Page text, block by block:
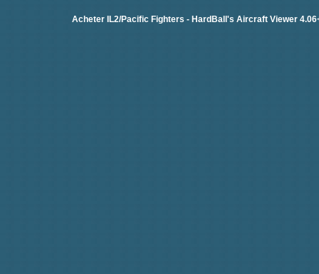
Acheter IL2/Pacific Fighters - HardBall's Aircraft Viewer